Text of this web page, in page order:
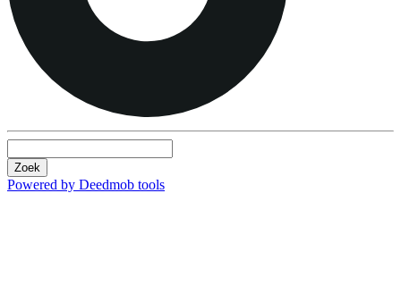
Zoek
Powered by Deedmob tools